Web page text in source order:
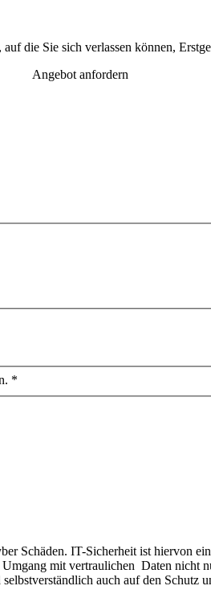
die Sie sich verlassen können,
Angebot anfordern
*
Schäden. IT-Sicherheit ist hiervon
mit vertraulichen Daten nicht
auch auf den Schutz